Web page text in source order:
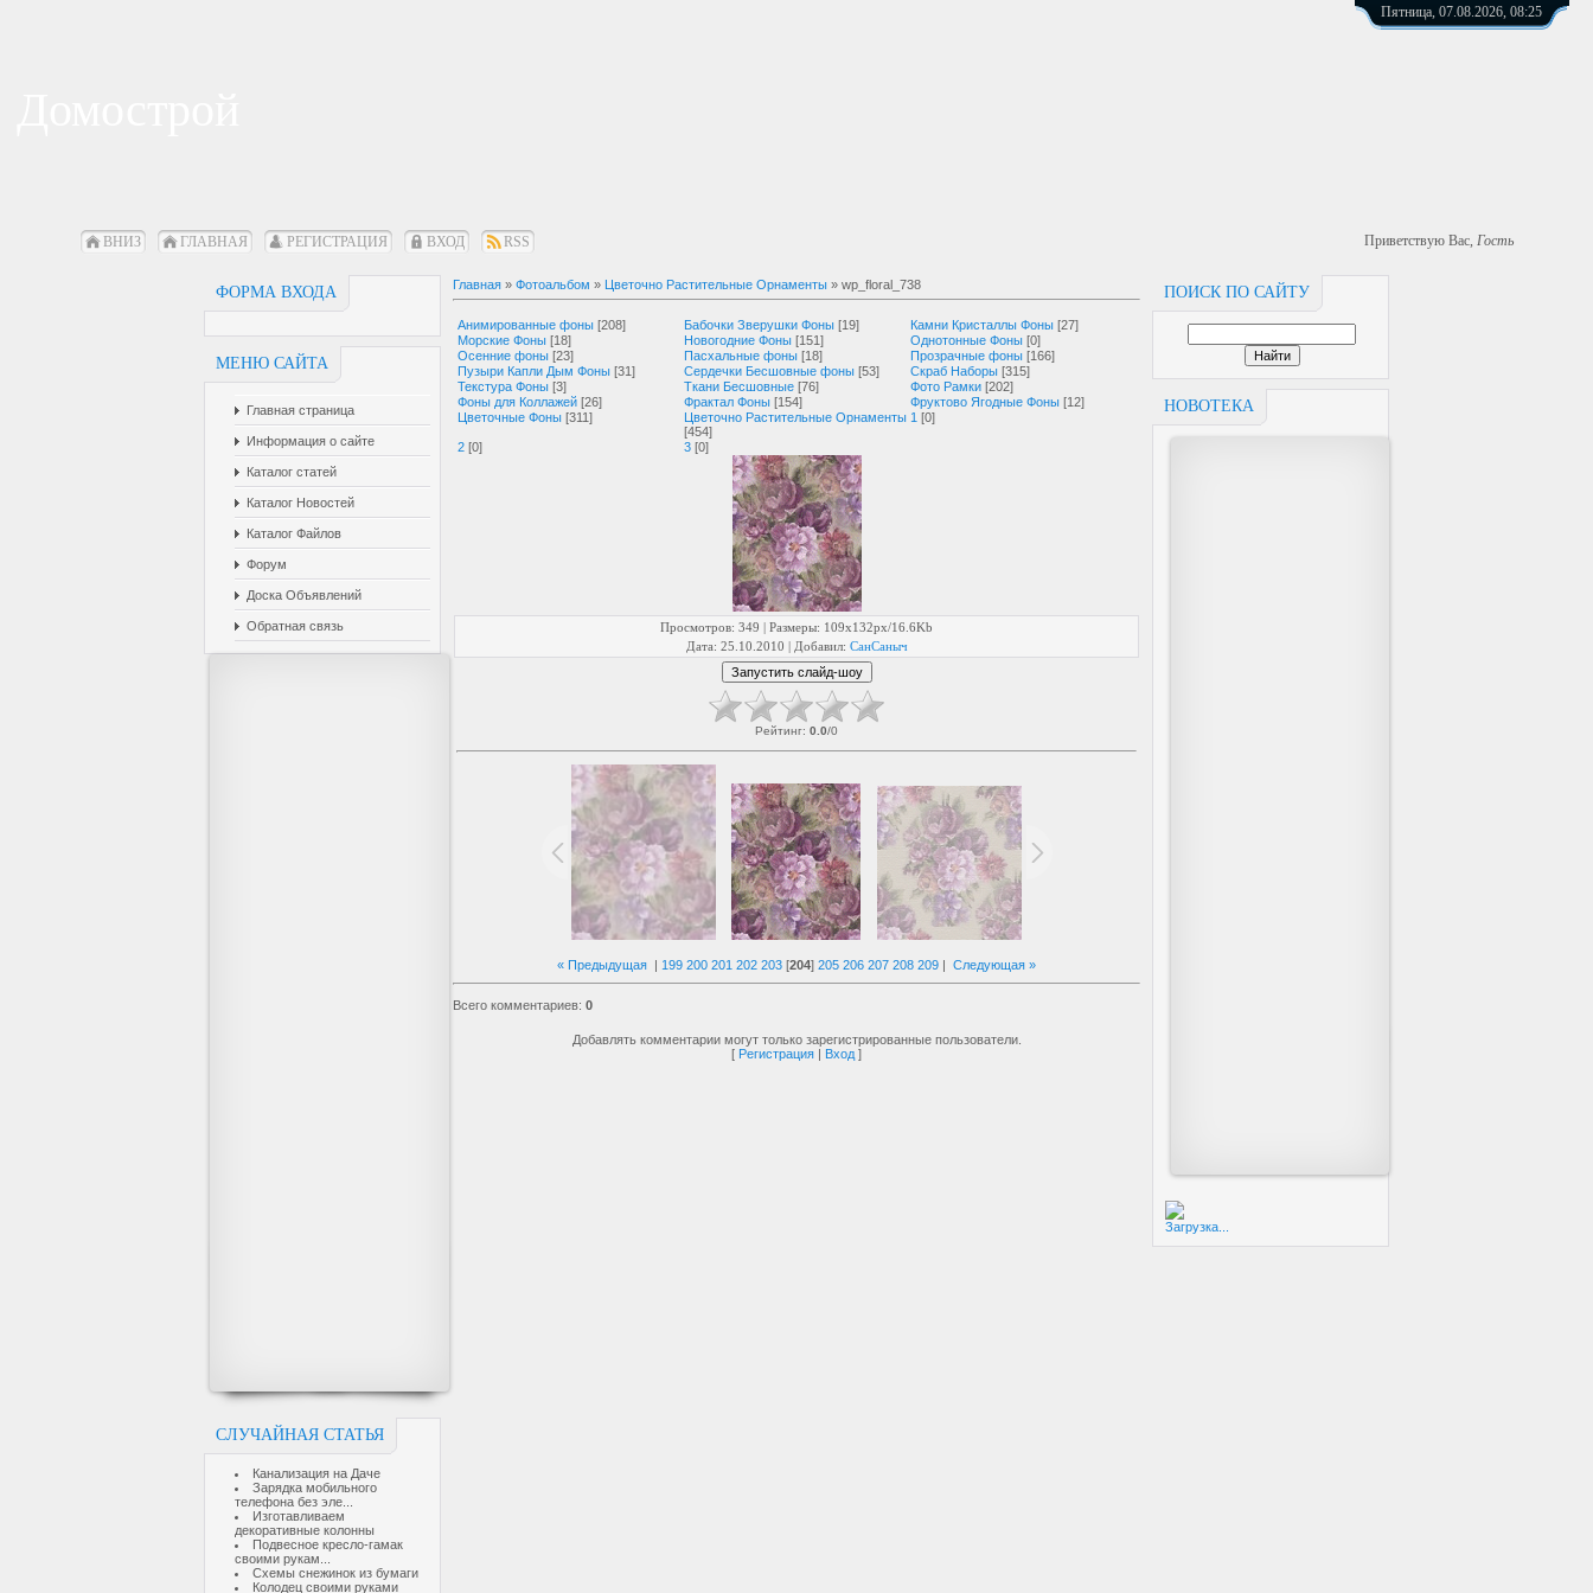
Пятница, 07.08.2026, 08:25
ВНИЗ ГЛАВНАЯ РЕГИСТРАЦИЯ ВХОД RSS Приветствую Вас, Гость
ФОРМА ВХОДА
МЕНЮ САЙТА
Главная страница
Информация о сайте
Каталог статей
Каталог Новостей
Каталог Файлов
Форум
Доска Объявлений
Обратная связь
СЛУЧАЙНАЯ СТАТЬЯ
Канализация на Даче
Зарядка мобильного
телефона без эле...
Изготавливаем
декоративные колонны
Подвесное кресло-гамак
своими рукам...
Схемы снежинок из бумаги
Колодец своими руками
ПОИСК ПО САЙТУ
НОВОТЕКА
Загрузка...
Главная » Фотоальбом » Цветочно Растительные Орнаменты » wp_floral_738
Анимированные фоны [208] Бабочки Зверушки Фоны [19] Камни Кристаллы Фоны [27]
Морские Фоны [18] Новогодние Фоны [151] Однотонные Фоны [0]
Осенние фоны [23] Пасхальные фоны [18] Прозрачные фоны [166]
Пузыри Капли Дым Фоны [31] Сердечки Бесшовные фоны [53] Скраб Наборы [315]
Текстура Фоны [3] Ткани Бесшовные [76] Фото Рамки [202]
Фоны для Коллажей [26] Фрактал Фоны [154] Фруктово Ягодные Фоны [12]
Цветочные Фоны [311]
Цветочно Растительные Орнаменты
[454]
1 [0]
2 [0] 3 [0]
Просмотров: 349 | Размеры: 109x132px/16.6Kb
Дата: 25.10.2010 | Добавил: СанСаныч
Рейтинг: 0.0/0
« Предыдущая | 199 200 201 202 203 [204] 205 206 207 208 209 | Следующая »
Всего комментариев: 0
Добавлять комментарии могут только зарегистрированные пользователи.
[ Регистрация | Вход ]